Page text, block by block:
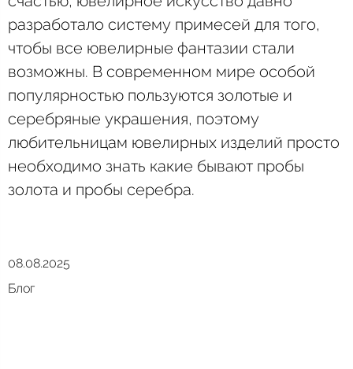
разработало систему примесей для того,
чтобы все ювелирные фантазии стали
возможны. В современном мире особой
популярностью пользуются золотые и
серебряные украшения, поэтому
любительницам ювелирных изделий просто
необходимо знать какие бывают пробы
золота и пробы серебра.
08.08.2025
Блог